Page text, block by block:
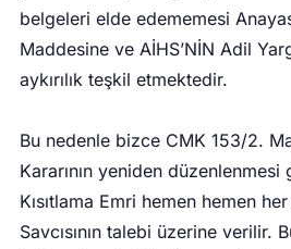
belgeleri elde edememesi
Maddesine ve AİHS’NİN Adil
aykırılık teşkil etmektedir.
Bu nedenle bizce CMK 153/2.
Kararının yeniden
Kısıtlama Emri hemen hemen
Savcısının talebi üzerine verilir.